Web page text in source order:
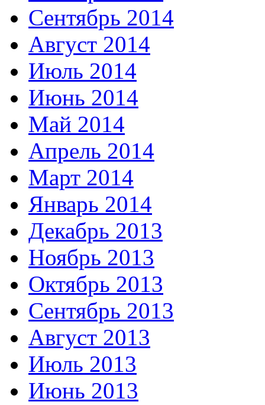
Сентябрь 2014
Август 2014
Июль 2014
Июнь 2014
Май 2014
Апрель 2014
Март 2014
Январь 2014
Декабрь 2013
Ноябрь 2013
Октябрь 2013
Сентябрь 2013
Август 2013
Июль 2013
Июнь 2013